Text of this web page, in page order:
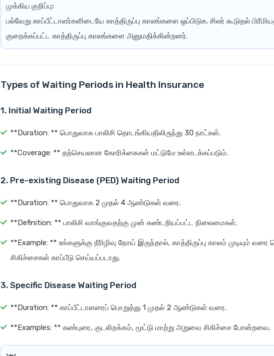
முக்கிய குறிப்பு:
பல்வேறு காப்பீட்டாளர்களிடையே காத்திருப்பு காலங்களை ஒப்பிடுக. சிலர் கூடுதல்
குறைக்கப்பட்ட காத்திருப்பு காலங்களை அனுமதிக்கின்றனர்.
Types of Waiting Periods in Health Insurance
1. Initial Waiting Period
**Duration: ** பொதுவாக பாலிசி தொடங்கியதிலிருந்து 30 நாட்கள்.
**Coverage: ** தற்செயலான கோரிக்கைகள் மட்டுமே உள்ளடக்கப்படும்.
2. Pre-existing Disease (PED) Waiting Period
**Duration: ** பொதுவாக 2 முதல் 4 ஆண்டுகள் வரை.
**Definition: ** பாலிசி வாங்குவதற்கு முன் கண்டறியப்பட்ட நிலைமைகள்.
**Example: ** உங்களுக்கு நீரிழிவு நோய் இருந்தால், காத்திருப்பு காலம் முடியும்
சிகிச்சைகள் காப்பீடு செய்யப்படாது.
3. Specific Disease Waiting Period
**Duration: ** காப்பீட்டாளரைப் பொறுத்து 1 முதல் 2 ஆண்டுகள் வரை.
**Examples: ** கண்புரை, குடலிறக்கம், மூட்டு மாற்று அறுவை சிகிச்சை போன்றவை.